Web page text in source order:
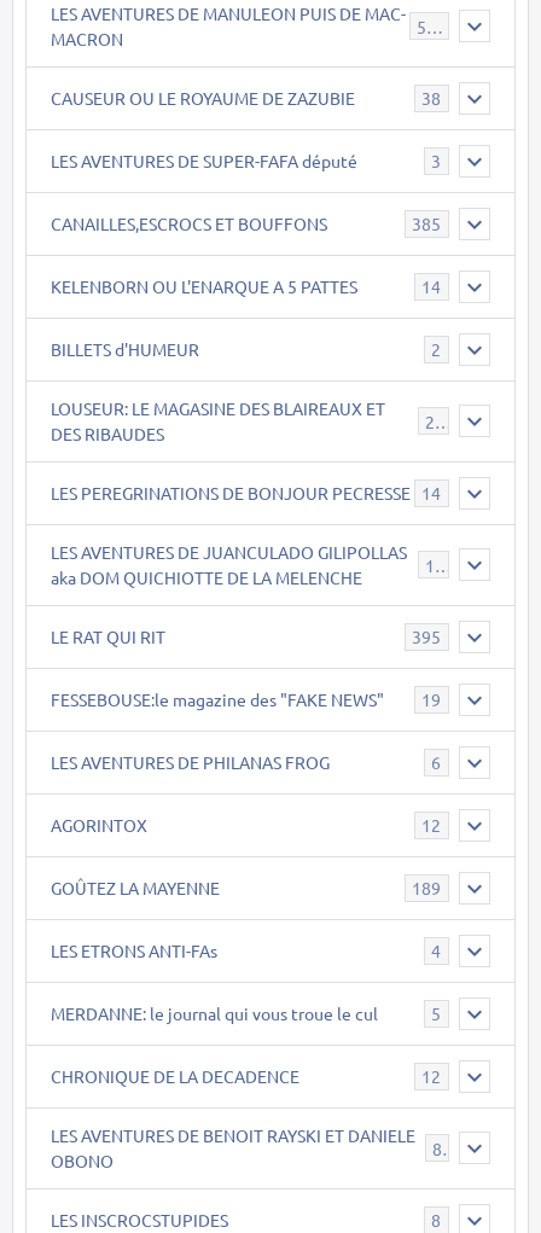
LES AVENTURES DE MANULEON PUIS DE MAC-
MACRON
543
CAUSEUR OU LE ROYAUME DE ZAZUBIE 38
LES AVENTURES DE SUPER-FAFA député 3
CANAILLES,ESCROCS ET BOUFFONS 385
KELENBORN OU L'ENARQUE A 5 PATTES 14
BILLETS d'HUMEUR 2
LOUSEUR: LE MAGASINE DES BLAIREAUX ET
DES RIBAUDES
21
LES PEREGRINATIONS DE BONJOUR PECRESSE 14
LES AVENTURES DE JUANCULADO GILIPOLLAS
aka DOM QUICHIOTTE DE LA MELENCHE
119
LE RAT QUI RIT 395
FESSEBOUSE:le magazine des "FAKE NEWS" 19
LES AVENTURES DE PHILANAS FROG 6
AGORINTOX 12
GOÛTEZ LA MAYENNE 189
LES ETRONS ANTI-FAs 4
MERDANNE: le journal qui vous troue le cul 5
CHRONIQUE DE LA DECADENCE 12
LES AVENTURES DE BENOIT RAYSKI ET DANIELE
OBONO
8
LES INSCROCSTUPIDES 8